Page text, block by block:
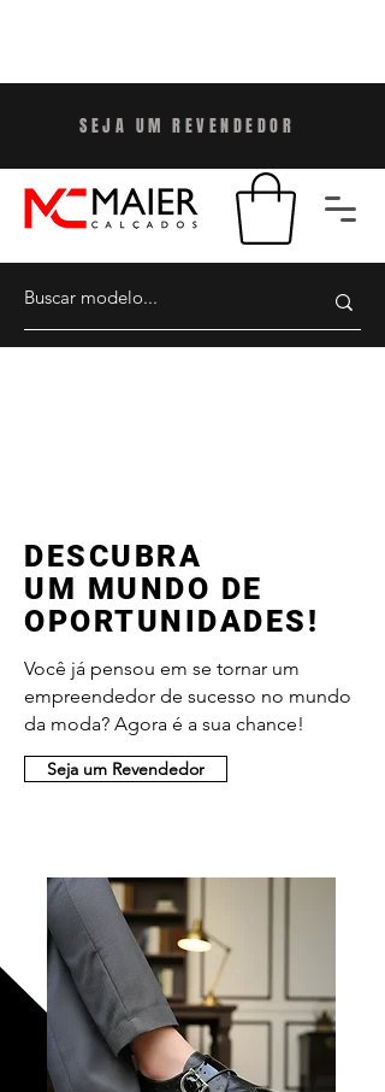
SEJA UM REVENDEDOR
DESCUBRA
UM MUNDO DE
OPORTUNIDADES!
Você já pensou em se tornar um
empreendedor de sucesso no mundo
da moda? Agora é a sua chance!
Seja um Revendedor